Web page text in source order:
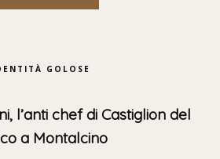
GOLOSE
l’anti chef di Castiglion del
a Montalcino